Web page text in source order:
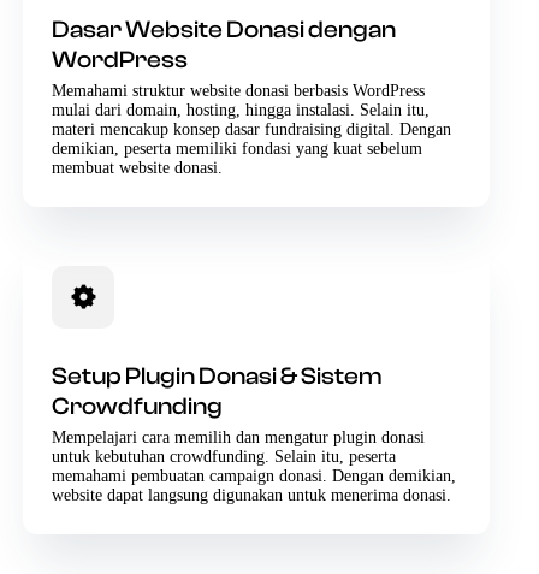
Dasar Website Donasi dengan
WordPress
Memahami struktur website donasi berbasis WordPress
mulai dari domain, hosting, hingga instalasi. Selain itu,
materi mencakup konsep dasar fundraising digital. Dengan
demikian, peserta memiliki fondasi yang kuat sebelum
membuat website donasi.
Setup Plugin Donasi & Sistem
Crowdfunding
Mempelajari cara memilih dan mengatur plugin donasi
untuk kebutuhan crowdfunding. Selain itu, peserta
memahami pembuatan campaign donasi. Dengan demikian,
website dapat langsung digunakan untuk menerima donasi.